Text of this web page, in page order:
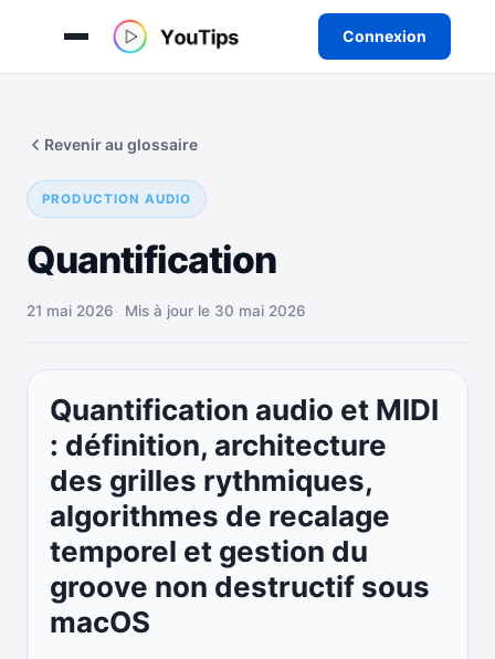
Connexion
contenu
PRODUCTION AUDIO
Quantification
Revenir au glossaire
21 mai 2026 Mis à jour le 30 mai 2026
Quantification audio et MIDI
: définition, architecture
des grilles rythmiques,
algorithmes de recalage
temporel et gestion du
groove non destructif sous
macOS